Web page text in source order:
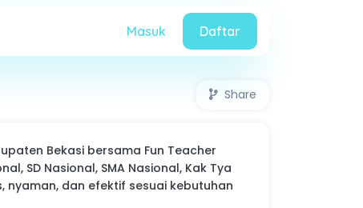
Masuk Daftar
Share
Bekasi bersama Fun Teacher
SD Nasional, SMA Nasional, Kak Tya
dan efektif sesuai kebutuhan